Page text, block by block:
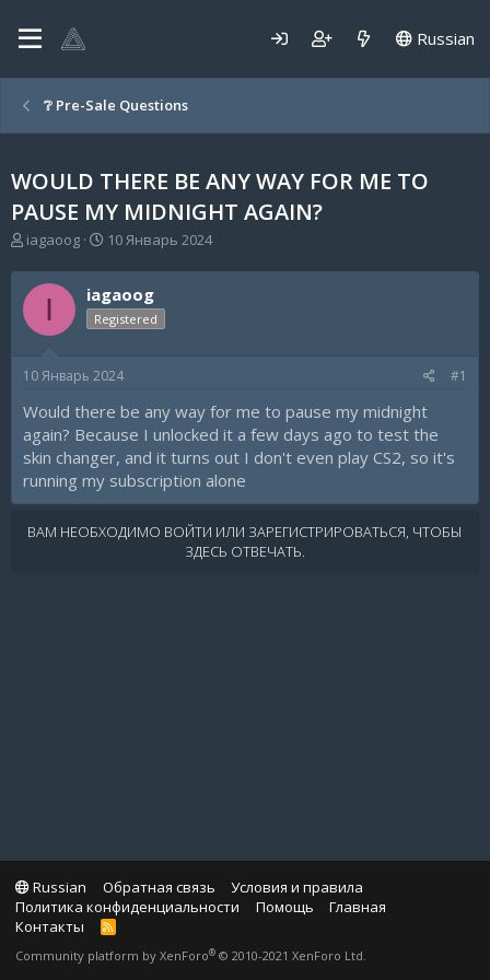
Russian
❔ Pre-Sale Questions
WOULD THERE BE ANY WAY FOR ME TO
PAUSE MY MIDNIGHT AGAIN?
А
т
о
р
т
м
iagaoog
Д
т
а
н
а
а
10 Январь 2024
I iagaoog
Registered
10 Январь 2024 #1
Would there be any way for me to pause my midnight
again? Because I unlocked it a few days ago to test the
skin changer, and it turns out I don't even play CS2, so it's
running my subscription alone
ВАМ НЕОБХОДИМО ВОЙТИ ИЛИ ЗАРЕГИСТРИРОВАТЬСЯ, ЧТОБЫ
ЗДЕСЬ ОТВЕЧАТЬ.
Russian Обратная связь
Условия и правила
Политика конфиденциальности
Помощь
Главная
Контакты
R
S
Community platform by XenForo® © 2010-2021 XenForo Ltd.